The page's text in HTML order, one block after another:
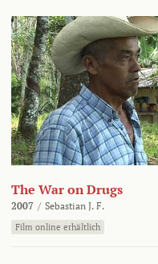
The War on Drugs
2007 / Sebastian J. F.
Film online erhältlich